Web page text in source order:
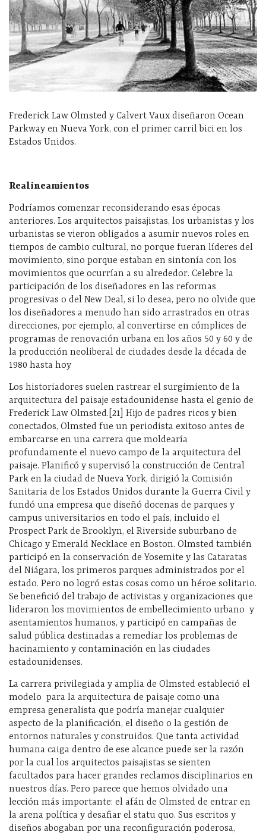
Frederick Law Olmsted y Calvert Vaux diseñaron Ocean
Parkway en Nueva York, con el primer carril bici en los
Estados Unidos.
Realineamientos
Podríamos comenzar reconsiderando esas épocas
anteriores. Los arquitectos paisajistas, los urbanistas y los
urbanistas se vieron obligados a asumir nuevos roles en
tiempos de cambio cultural, no porque fueran líderes del
movimiento, sino porque estaban en sintonía con los
movimientos que ocurrían a su alrededor. Celebre la
participación de los diseñadores en las reformas
progresivas o del New Deal, si lo desea, pero no olvide que
los diseñadores a menudo han sido arrastrados en otras
direcciones, por ejemplo, al convertirse en cómplices de
programas de renovación urbana en los años 50 y 60 y de
la producción neoliberal de ciudades desde la década de
1980 hasta hoy
Los historiadores suelen rastrear el surgimiento de la
arquitectura del paisaje estadounidense hasta el genio de
Frederick Law Olmsted.[21] Hijo de padres ricos y bien
conectados, Olmsted fue un periodista exitoso antes de
embarcarse en una carrera que moldearía
profundamente el nuevo campo de la arquitectura del
paisaje. Planificó y supervisó la construcción de Central
Park en la ciudad de Nueva York, dirigió la Comisión
Sanitaria de los Estados Unidos durante la Guerra Civil y
fundó una empresa que diseñó docenas de parques y
campus universitarios en todo el país, incluido el
Prospect Park de Brooklyn, el Riverside suburbano de
Chicago y Emerald Necklace en Boston. Olmsted también
participó en la conservación de Yosemite y las Cataratas
del Niágara, los primeros parques administrados por el
estado. Pero no logró estas cosas como un héroe solitario.
Se benefició del trabajo de activistas y organizaciones que
lideraron los movimientos de embellecimiento urbano y
asentamientos humanos, y participó en campañas de
salud pública destinadas a remediar los problemas de
hacinamiento y contaminación en las ciudades
estadounidenses.
La carrera privilegiada y amplia de Olmsted estableció el
modelo para la arquitectura de paisaje como una
empresa generalista que podría manejar cualquier
aspecto de la planificación, el diseño o la gestión de
entornos naturales y construidos. Que tanta actividad
humana caiga dentro de ese alcance puede ser la razón
por la cual los arquitectos paisajistas se sienten
facultados para hacer grandes reclamos disciplinarios en
nuestros días. Pero parece que hemos olvidado una
lección más importante: el afán de Olmsted de entrar en
la arena política y desafiar el statu quo. Sus escritos y
diseños abogaban por una reconfiguración poderosa,